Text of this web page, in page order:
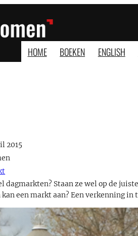
HOME BOEKEN ENGLISH
2015
dagmarkten? Staan ze wel op de
een markt aan? Een verkenning